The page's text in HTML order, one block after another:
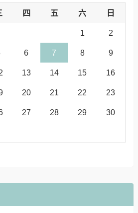
四 五 六 日
1 2
6 7 8 9
13 14 15 16
20 21 22 23
27 28 29 30